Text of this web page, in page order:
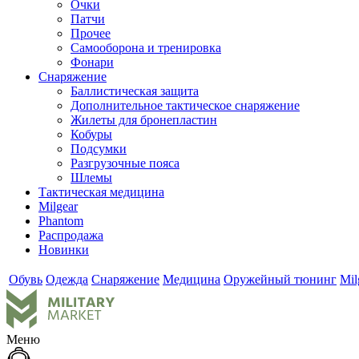
Очки
Патчи
Прочее
Самооборона и тренировка
Фонари
Снаряжение
Баллистическая защита
Дополнительное тактическое снаряжение
Жилеты для бронепластин
Кобуры
Подсумки
Разгрузочные пояса
Шлемы
Тактическая медицина
Milgear
Phantom
Распродажа
Новинки
Обувь Одежда Снаряжение Медицина Оружейный тюнинг
Меню